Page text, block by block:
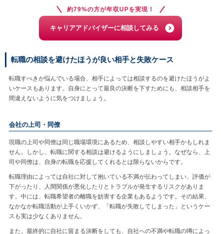
約79%の方が年収UPを実現！
キャリアアドバイザーに相談してみる
転職の相談を避けたほうが良い相手と失敗ケース
転職すべきか悩んでいる場合、相手によっては相談するのを避けたほうがよ
いケースもあります。自身にとって最良の決断を下すためにも、相談相手を
間違えないように気をつけましょう。
会社の上司・同僚
現職の上司や同僚は同じ職場環境にあるため、相談しやすい相手かもしれま
せん。しかし、転職に関する相談は避けるようにしましょう。なぜなら、上
司や同僚は、自身の転職を応援してくれるとは限らないからです。
転職理由によっては自社に対して抱いている不満が伝わってしまい、評価が
下がったり、人間関係が悪化したりとトラブルが発生するリスクがありま
す。中には、転職希望者の離職を妨害する企業もあるようです。その結果、
なかなか転職活動が上手くいかず、「転職が失敗してしまった」というケー
スも実は少なくありません。
また、最終的に自社に留まる決断をしても、自社への不満や転職の噂によっ